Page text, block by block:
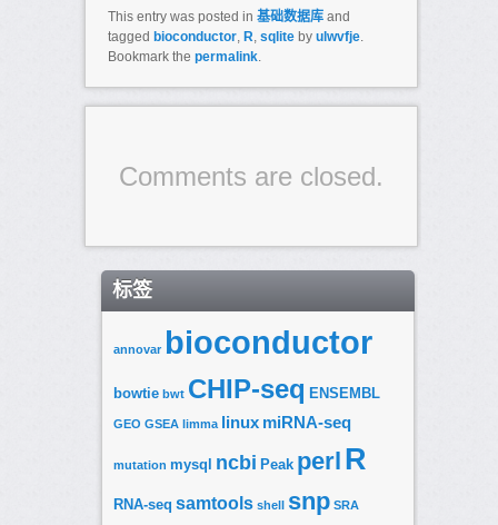
This entry was posted in 基础数据库and
tagged bioconductor, R sqliteby ulwvfje.
Bookmark the permalink.
Comments are closed.
标签
annovar bioconductor
bowtie bwt CHIP-seq ENSEMBL
GEO GSEA limma linux miRNA-seq
mutation mysql ncbi Peak perl R
RNA-seq samtools shell snp SRA